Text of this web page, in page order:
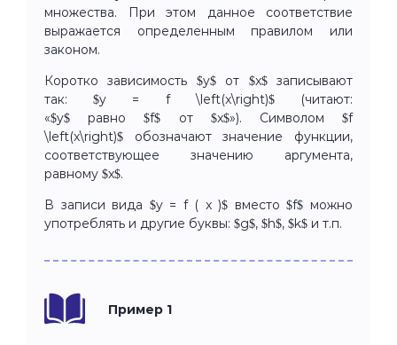
множества. При этом данное соответствие
выражается определенным правилом или
законом.
Коротко зависимость $y$ от $x$ записывают
так: $y = f \left(x\right)$ (читают:
«$y$ равно $f$ от $x$»). Символом $f
\left(x\right)$ обозначают значение функции,
соответствующее значению аргумента,
равному $x$.
В записи вида $y = f ( x )$ вместо $f$ можно
употреблять и другие буквы: $g$, $h$, $k$ и т.п.
Пример 1